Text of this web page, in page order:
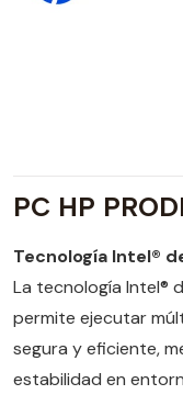
PC HP
Tecnología Intel®
La tecnología Intel®
permite ejecutar
segura y eficiente,
estabilidad en